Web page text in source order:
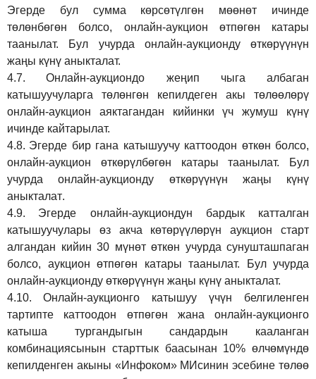
Эгерде бул сумма көрсөтүлгөн мөөнөт ичинде
төлөнбөгөн болсо, онлайн-аукцион өтпөгөн катары
таанылат. Бул учурда онлайн-аукционду өткөрүүнүн
жаңы күнү аныкталат.
4.7.
Онлайн-аукциондо жеңип чыга албаган
катышуучуларга төлөнгөн кепилдеген акы төлөөлөрү
онлайн-аукцион аяктагандан кийинки үч жумуш күнү
ичинде кайтарылат.
4.8. Эгерде бир гана катышуучу каттоодон өткөн болсо,
онлайн-аукцион өткөрүлбөгөн катары таанылат.
Бул
учурда онлайн-аукционду өткөрүүнүн жаңы күнү
аныкталат.
4.9.
Эгерде онлайн-аукциондун бардык катталган
катышуучулары өз акча көтөрүүлөрүн аукцион старт
алгандан кийин 30 мүнөт өткөн учурда сунушташпаган
болсо, аукцион өтпөгөн катары таанылат. Бул учурда
онлайн-аукционду өткөрүүнүн жаңы күнү аныкталат.
4.10.
Онлайн-аукционго катышуу үчүн белгиленген
тартипте каттоодон өтпөгөн жана онлайн-аукционго
катыша тургандыгын сандардын кааланган
комбинациясынын старттык баасынан 10% өлчөмүндө
кепилденген акыны «Инфоком» МИсинин эсебине төлөө